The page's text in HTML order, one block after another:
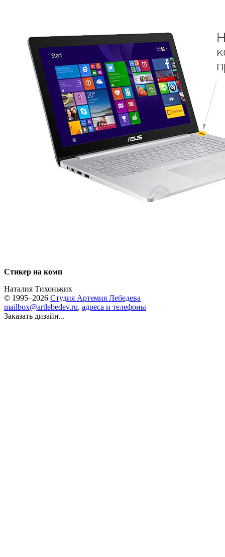
Стикер на комп
Наталия Тихоньких
© 1995–2026 Студия Артемия Лебедева
mailbox@artlebedev.ru, адреса и телефоны
Заказать дизайн...